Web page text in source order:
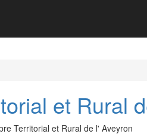
et Rural
Territorial et Rural de l' Aveyron